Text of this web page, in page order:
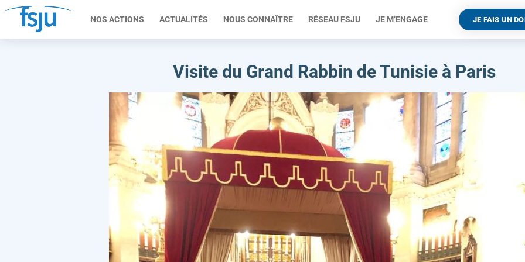
NOS ACTIONS ACTUALITÉS NOUS CONNAÎTRE RÉSEAU FSJU JE M’ENGAGE JE FAIS UN
Visite du Grand Rabbin de Tunisie à Paris